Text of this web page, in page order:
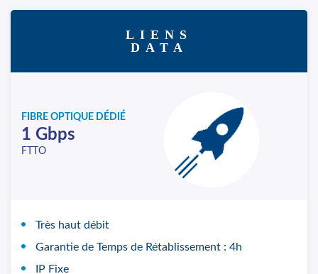
LIENS
DATA
FIBRE OPTIQUE DÉDIÉ
1 Gbps
FTTO
Très haut débit
Garantie de Temps de Rétablissement : 4h
IP Fixe